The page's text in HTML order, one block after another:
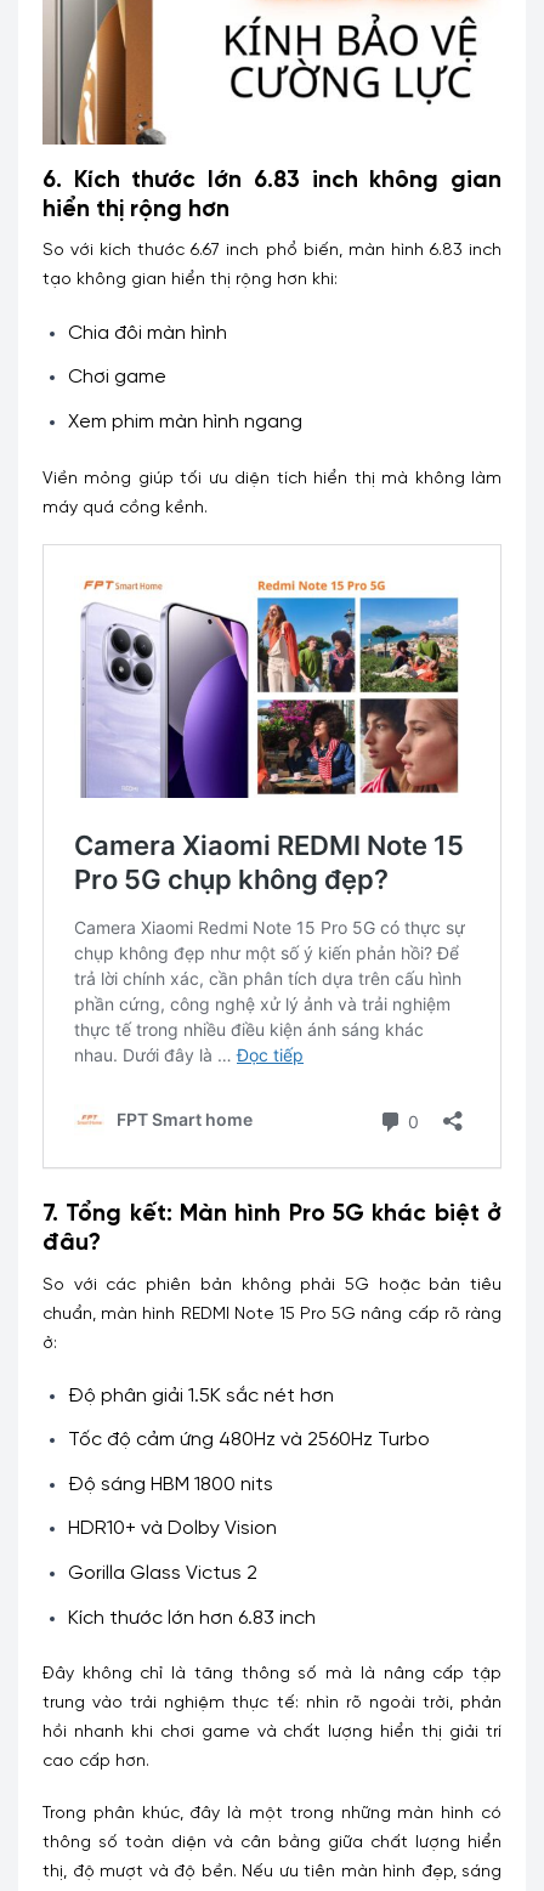
6. Kích thước lớn 6.83 inch không gian
hiển thị rộng hơn
So với kích thước 6.67 inch phổ biến, màn hình 6.83 inch
tạo không gian hiển thị rộng hơn khi:
Chia đôi màn hình
Chơi game
Xem phim màn hình ngang
Viền mỏng giúp tối ưu diện tích hiển thị mà không làm
máy quá cồng kềnh.
7. Tổng kết: Màn hình Pro 5G khác biệt ở
đâu?
So với các phiên bản không phải 5G hoặc bản tiêu
chuẩn, màn hình REDMI Note 15 Pro 5G nâng cấp rõ ràng
ở:
Độ phân giải 1.5K sắc nét hơn
Tốc độ cảm ứng 480Hz và 2560Hz Turbo
Độ sáng HBM 1800 nits
HDR10+ và Dolby Vision
Gorilla Glass Victus 2
Kích thước lớn hơn 6.83 inch
Đây không chỉ là tăng thông số mà là nâng cấp tập
trung vào trải nghiệm thực tế: nhìn rõ ngoài trời, phản
hồi nhanh khi chơi game và chất lượng hiển thị giải trí
cao cấp hơn.
Trong phân khúc, đây là một trong những màn hình có
thông số toàn diện và cân bằng giữa chất lượng hiển
thị, độ mượt và độ bền. Nếu ưu tiên màn hình đẹp, sáng